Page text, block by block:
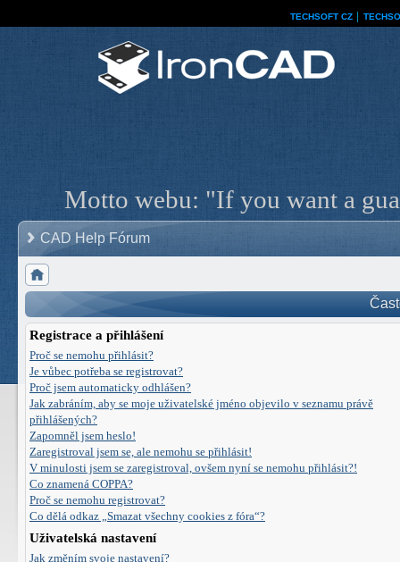
TECHSOFT CZ
Motto webu: "If you want a
CAD Help Fórum
Registrace a přihlášení
Proč se nemohu přihlásit?
Je vůbec potřeba se registrovat?
Proč jsem automaticky odhlášen?
Jak zabráním, aby se moje uživatelské jméno objevilo v seznamu právě
přihlášených?
Zapomněl jsem heslo!
Zaregistroval jsem se, ale nemohu se přihlásit!
V minulosti jsem se zaregistroval, ovšem nyní se nemohu přihlásit?!
Co znamená COPPA?
Proč se nemohu registrovat?
Co dělá odkaz „Smazat všechny cookies z fóra“?
Uživatelská nastavení
Jak změním svoje nastavení?